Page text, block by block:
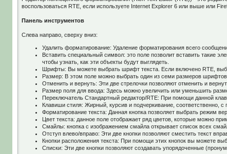
воспользоваться RTE, если используете Internet Explorer 6 или выше или
Панель инструментов
Слева направо, сверху вниз:
Удалить форматирование: Удаление форматирования всего
Вставить специальный символ: это поле позволит вставить такие
чтобы узнать, как эти объекты будут выглядеть.
Шрифты: Вы можете выбрать шрифт текста. Если включено RTE,
Размер: В этом поле можно выбрать один из семи размеров шрифтов.
Отменить и вернуть: Эти две стрелочки позволяют отменить и
Размер поля для ввода: Здесь можно увеличить или уменьшить
Переключатель Стандартный редактор/RTE: При помощи данной
Клавиши стиля: Жирный, курсив и подчеркивание, соответственно,
Форматирование текста: Данная кнопка позволяет выбрать режим
Цвет текста: данное поле отображает ряд цветов, которые можно
Смайлы: кнопка с изображением смайла открывает список всех
Отступ влево/вправо: Эти две кнопки позволяют сместить текст
Кнопки расположения текста: При помощи этих кнопок вы можете
Списки: Эти две кнопки позволяют создавать упорядоченные